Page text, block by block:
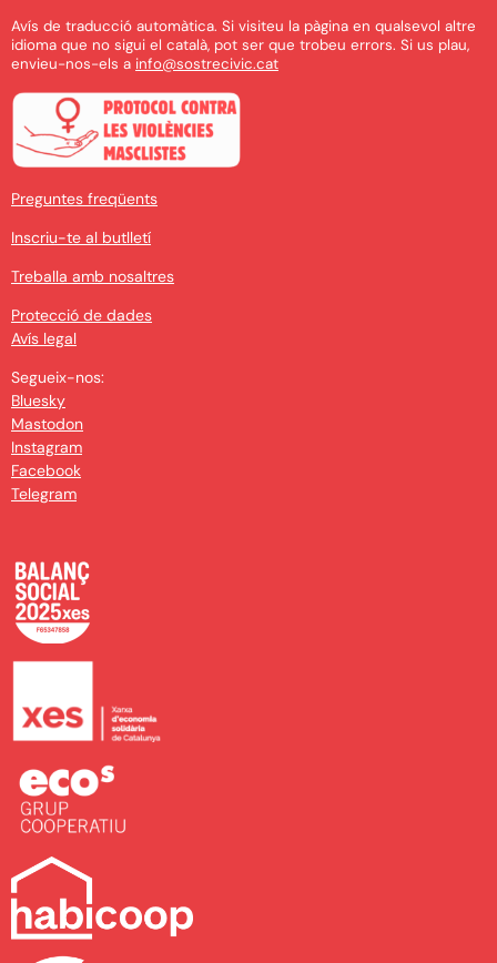
Avís de traducció automàtica. Si visiteu la pàgina en qualsevol altre
idioma que no sigui el català, pot ser que trobeu errors. Si us plau,
envieu-nos-els a info@sostrecivic.cat
Preguntes freqüents
Inscriu-te al butlletí
Treballa amb nosaltres
Protecció de dades
Avís legal
Segueix-nos:
Bluesky
Mastodon
Instagram
Facebook
Telegram